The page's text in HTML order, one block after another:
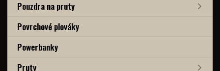
Pouzdra na pruty
Povrchové plováky
Powerbanky
Pruty